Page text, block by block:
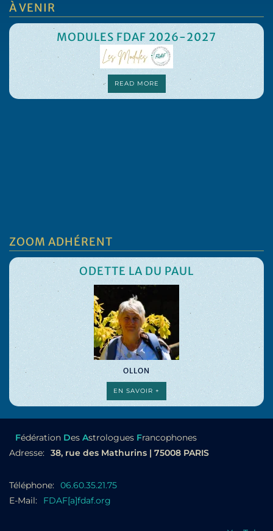
À VENIR
MODULES FDAF 2026-2027
READ MORE
ZOOM ADHÉRENT
ODETTE LA DU PAUL
OLLON
EN SAVOIR +
Fédération Des Astrologues Francophones
Adresse:
38, rue des Mathurins | 75008 PARIS
Téléphone:
06.60.35.21.75
E-Mail:
FDAF[a]fdaf.org